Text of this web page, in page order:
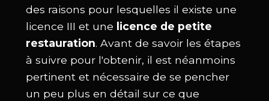
des raisons pour lesquelles il existe une
licence III et une licence de petite
restauration. Avant de savoir les étapes
à suivre pour l'obtenir, il est néanmoins
pertinent et nécessaire de se pencher
un peu plus en détail sur ce que